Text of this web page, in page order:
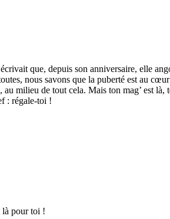
que, depuis son anniversaire, elle
nous savons que la puberté est au
au milieu de tout cela. Mais ton mag’ est là,
: régale-toi !
là pour toi !